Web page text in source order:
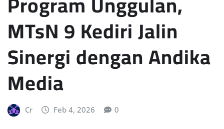
MTsN 9 Kediri Jalin
Sinergi dengan Andika
Media
Cr Feb 4, 2026 0